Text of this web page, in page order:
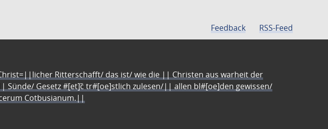
Feedback RSS-Feed
Ritterschafft/ das ist/ wie die || Christen aus warheit der
Gesetz #[et]c̃ tr#[oe]stlich zulesen/|| allen bl#[oe]den gewissen/
Cotbusianum.||